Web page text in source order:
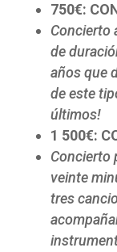
750€:
Concierto
de
años que
de este
últimos!
1 500€:
Concierto
veinte
tres